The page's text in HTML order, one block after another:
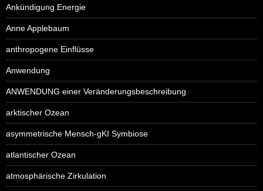
Ankündigung Energie
Anne Applebaum
anthropogene Einflüsse
Anwendung
ANWENDUNG einer Veränderungsbeschreibung
arktischer Ozean
asymmetrische Mensch-gKI Symbiose
atlantischer Ozean
atmosphärische Zirkulation